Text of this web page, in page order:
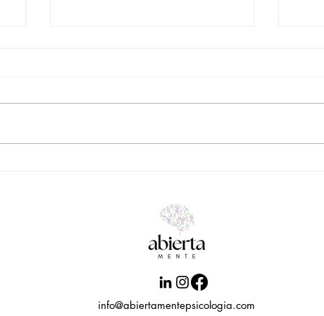
reducirla a “algo negativo”
info@abiertamentepsicologia.com